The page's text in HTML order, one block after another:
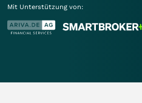
Mit Unterstützung von: